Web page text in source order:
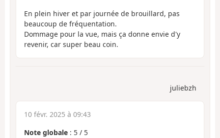
En plein hiver et par journée de brouillard, pas
beaucoup de fréquentation.
Dommage pour la vue, mais ça donne envie d'y
revenir, car super beau coin.
juliebzh
10 févr. 2025 à 09:43
Note globale : 5 / 5